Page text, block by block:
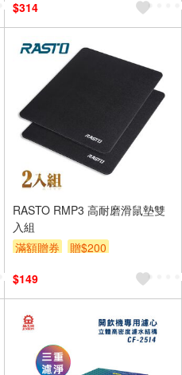
$314
RASTO RMP3 高耐磨滑鼠墊雙
入組
滿額贈券
贈$200
$149